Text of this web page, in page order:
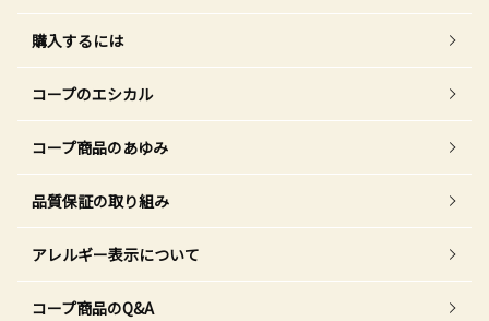
購入するには
コープのエシカル
コープ商品のあゆみ
品質保証の取り組み
アレルギー表示について
コープ商品のQ&A